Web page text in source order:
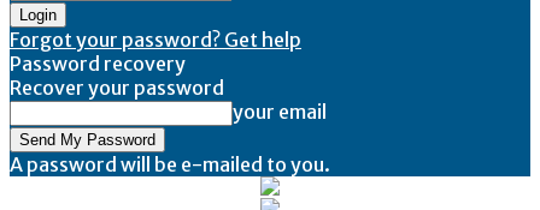
Forgot your password? Get help
Password recovery
Recover your password
your email
A password will be e-mailed to you.